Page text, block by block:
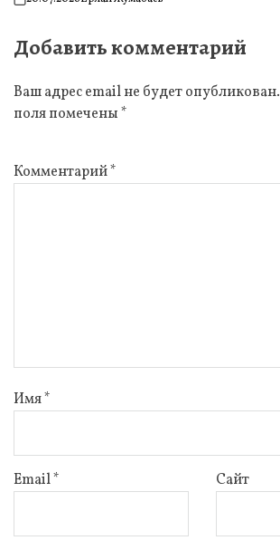
on
Добавить комментарий
Ваш адрес email не будет опубликован.
поля помечены*
Комментарий*
Имя*
Email* Сайт